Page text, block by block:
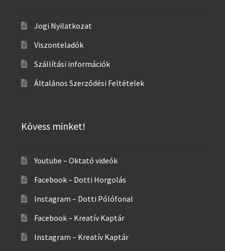
Jogi Nyilatkozat
Viszonteladók
Szállítási információk
Általános Szerződési Feltételek
Kövess minket!
Youtube – Oktató videók
Facebook – Dotti Horgolás
Instagram – Dotti Pólófonal
Facebook – Kreatív Kaptár
Instagram – Kreatív Kaptár